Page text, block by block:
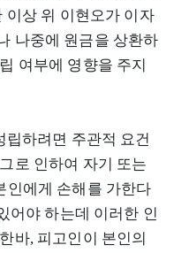
이상 위 이현오가 이자
나중에 원금을 상환하
여부에 영향을 주지
하려면 주관적 요건
로 인하여 자기 또는
인에게 손해를 가한다
어야 하는데 이러한 인
바, 피고인이 본인의